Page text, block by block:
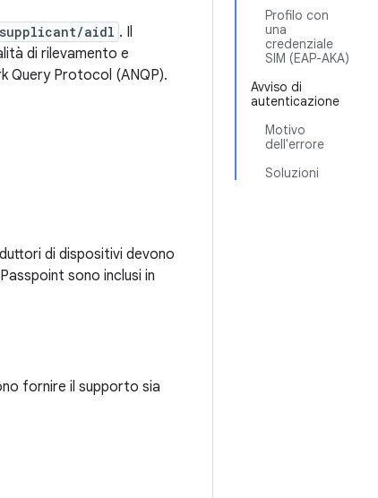
Profilo con
una
credenziale
SIM (EAP-AKA)
Avviso di
autenticazione
Motivo
dell'errore
Soluzioni
aidl . Il
di rilevamento e
Query Protocol (ANQP).
di dispositivi devono
sono inclusi in
fornire il supporto sia